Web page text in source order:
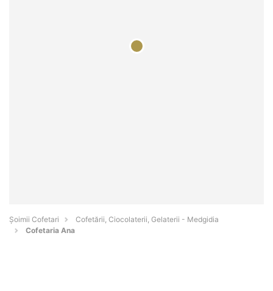
Șoimii Cofetari
Cofetării, Ciocolaterii, Gelaterii - Medgidia
Cofetaria Ana